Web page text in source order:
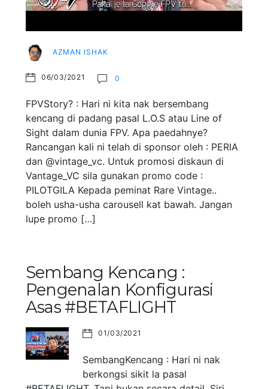
AZMAN ISHAK
06/03/2021 0
FPVStory? : Hari ni kita nak bersembang
kencang di padang pasal L.O.S atau Line of
Sight dalam dunia FPV. Apa paedahnye?
Rancangan kali ni telah di sponsor oleh : PERIA
dan @vintage_vc. Untuk promosi diskaun di
Vantage_VC sila gunakan promo code :
PILOTGILA Kepada peminat Rare Vintage..
boleh usha-usha carousell kat bawah. Jangan
lupe promo […]
Sembang Kencang :
Pengenalan Konfigurasi
Asas #BETAFLIGHT
01/03/2021
SembangKencang : Hari ni nak
berkongsi sikit la pasal